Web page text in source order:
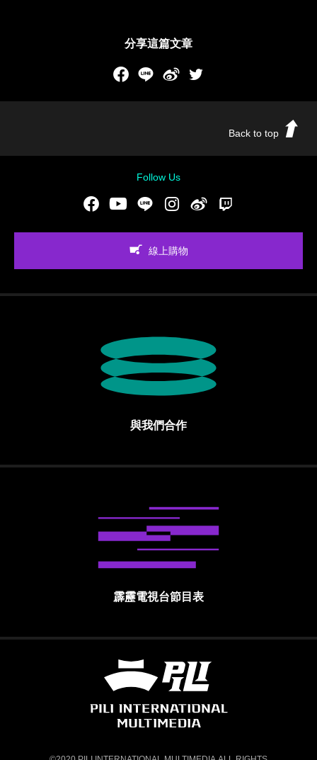
分享這篇文章
Facebook
LINE 新浪微博
Back to top
Follow Us
FacebookYoutubeLINE Instgram新浪微博
線上購物
與我們合作
霹靂電視台節目表
霹靂國際多媒體股份有限公司 PILI